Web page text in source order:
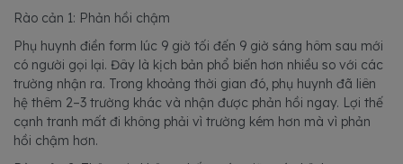
Rào cản 1: Phản hồi chậm
Phụ huynh điền form lúc 9 giờ tối đến 9 giờ sáng hôm sau mới
có người gọi lại. Đây là kịch bản phổ biến hơn nhiều so với các
trường nhận ra. Trong khoảng thời gian đó, phụ huynh đã liên
hệ thêm 2–3 trường khác và nhận được phản hồi ngay. Lợi thế
cạnh tranh mất đi không phải vì trường kém hơn mà vì phản
hồi chậm hơn.